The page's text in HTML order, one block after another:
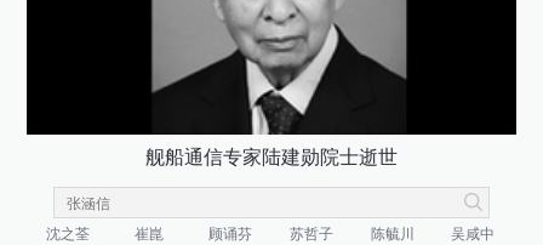
舰船通信专家陆建勋院士逝世
沈之荃 崔崑 顾诵芬 苏哲子 陈毓川
吴咸中